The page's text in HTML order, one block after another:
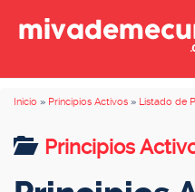
Inicio » Principios Activos » Listado de
Principios